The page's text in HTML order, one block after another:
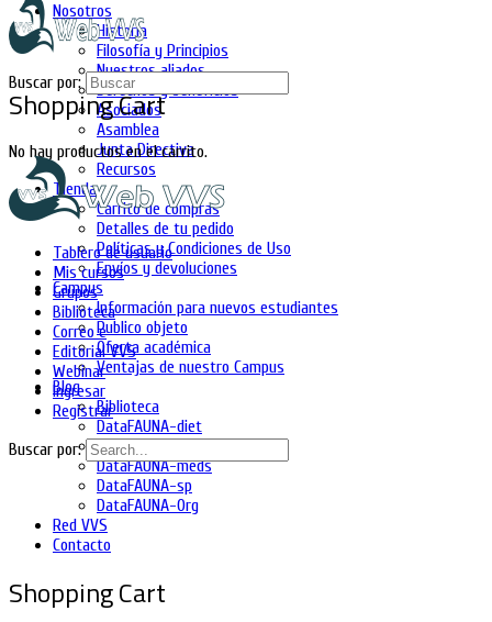
Nosotros
Historia
Filosofía y Principios
Nuestros aliados
Derechos y beneficios
Asociados
Asamblea
Junta Directiva
Recursos
Tienda
Carrito de compras
Detalles de tu pedido
Políticas y Condiciones de Uso
Envíos y devoluciones
Campus
Información para nuevos estudiantes
Publico objeto
Oferta académica
Ventajas de nuestro Campus
Blog
Biblioteca
DataFAUNA-diet
DataFAUNA-inia
DataFAUNA-meds
DataFAUNA-sp
DataFAUNA-Org
Red VVS
Contacto
Shopping Cart
Shopping Cart
No hay productos en el carrito.
Buscar por:
Tablero de usuario
Mis cursos
Grupos
Biblioteca
Correo e
Editorial VVS
Webinar
Ingresar
Registrar
Buscar por: